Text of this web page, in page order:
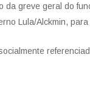
da greve geral do
Lula/Alckmin,